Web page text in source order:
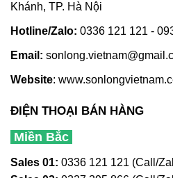
Khánh, TP. Hà Nội
Hotline/Zalo: 0336 121 121 -
Email:
Website:
ĐIỆN THOẠI BÁN HÀNG
Miền Bắc
Sales 01: 0336 121 121 (Call/